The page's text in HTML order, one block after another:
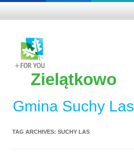
Zielątkowo
Gmina Suchy Las
TAG ARCHIVES: SUCHY LAS